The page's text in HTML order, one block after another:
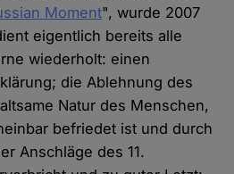
Moment", wurde 2007
eigentlich bereits alle
wiederholt: einen
die Ablehnung des
Natur des Menschen,
befriedet ist und durch
Anschläge des 11.